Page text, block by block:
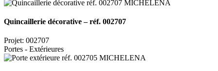
Quincaillerie décorative – réf. 002707
Projet: 002707
Portes - Extérieures